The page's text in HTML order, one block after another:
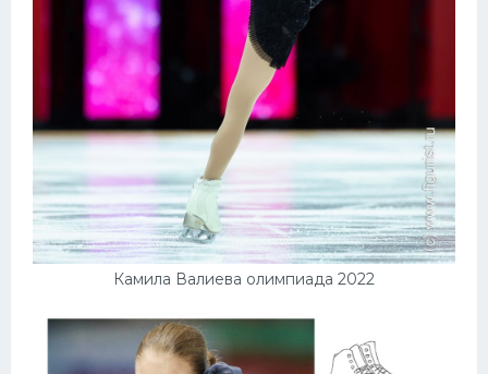
Камила Валиева олимпиада 2022